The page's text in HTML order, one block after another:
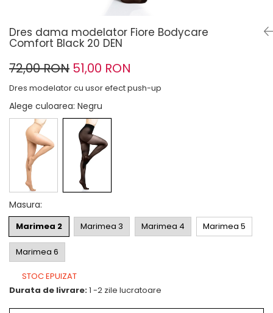
Dres dama modelator Fiore Bodycare
Comfort Black 20 DEN
72,00 RON 51,00 RON
Dres modelator cu usor efect push-up
Alege culoarea: Negru
Masura:
Marimea 2 Marimea 3 Marimea 4 Marimea 5
Marimea 6
STOC EPUIZAT
Durata de livrare:1 -2 zile lucratoare